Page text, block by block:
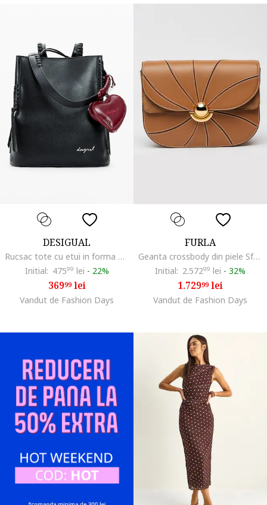
DESIGUAL
Rucsac tote cu etui in forma de inima, Negru
Initial: 47599 lei - 22%
36999lei
Vandut de Fashion Days
FURLA
Geanta crossbody din piele Sfera S, Maro scortisoara
Initial: 2.57299 lei - 32%
1.72999lei
Vandut de Fashion Days